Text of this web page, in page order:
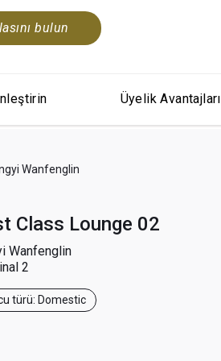
bulun
Üyelik Avantajları
Wanfenglin
Class Lounge 02
Wanfenglin
2
türü: Domestic